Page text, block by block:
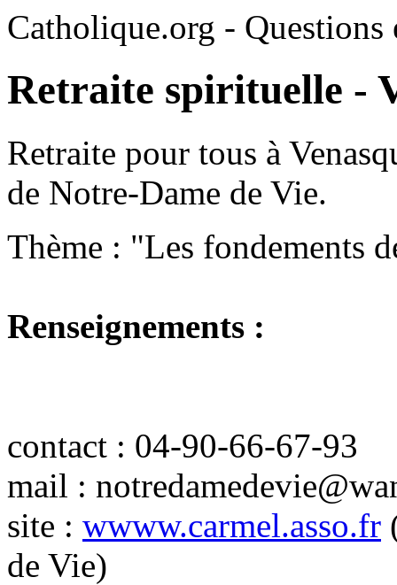
Catholique.org - Questions
Retraite spirituelle -
Retraite pour tous à
de Notre-Dame de Vie.
Thème : "Les fondements
Renseignements :
contact : 04-90-66-67-93
mail :
site : wwww.carmel.asso.fr
de Vie)